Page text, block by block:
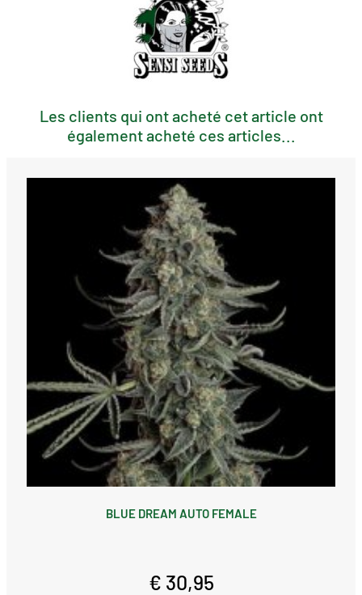
Les clients qui ont acheté cet article ont
également acheté ces articles...
BLUE DREAM AUTO FEMALE
€ 30,95